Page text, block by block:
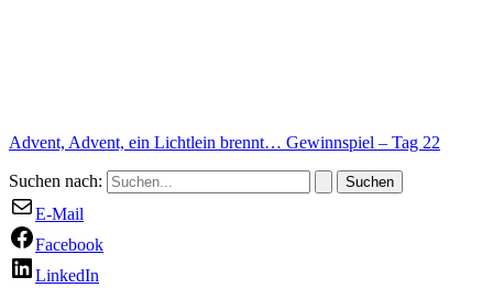
Advent, Advent, ein Lichtlein brennt… Gewinnspiel – Tag 22
Suchen nach:
E-Mail
Facebook
LinkedIn